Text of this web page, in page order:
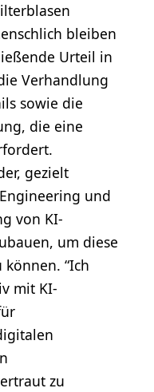
bleiben
Urteil in
Verhandlung
sowie die
die eine
gezielt
und
von KI-
um diese
“Ich
mit KI-
zu